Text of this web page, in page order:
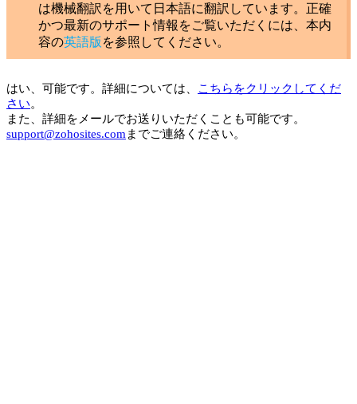
は機械翻訳を用いて日本語に翻訳しています。正確
かつ最新のサポート情報をご覧いただくには、本内
容の英語版 を参照してください。
はい、可能です。詳細については、
こちらをクリックしてくだ
さい。
また、詳細をメールでお送りいただくことも可能です。
support@zohosites.comまでご連絡ください。